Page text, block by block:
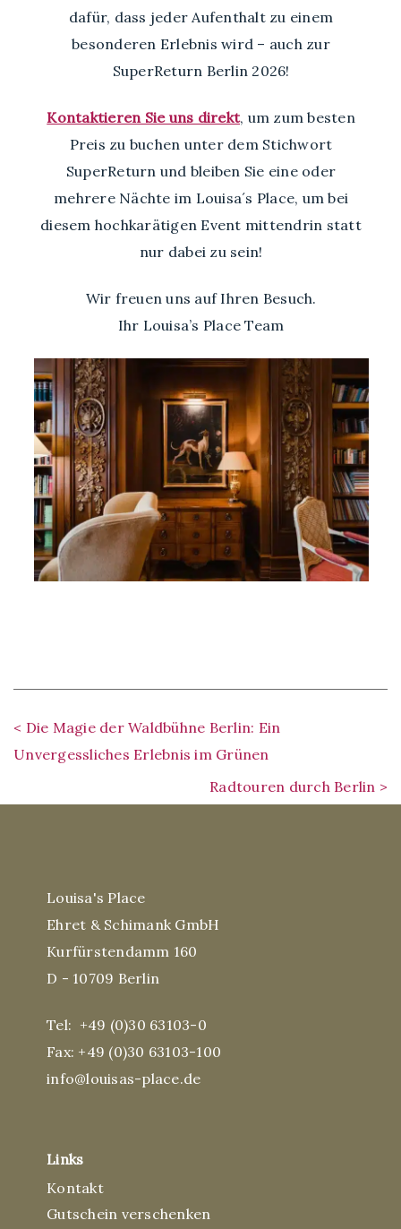
dafür, dass jeder Aufenthalt zu einem
besonderen Erlebnis wird – auch zur
SuperReturn Berlin 2026!
Kontaktieren Sie uns direkt, um zum besten
Preis zu buchen unter dem Stichwort
SuperReturn und bleiben Sie eine oder
mehrere Nächte im Louisa´s Place, um bei
diesem hochkarätigen Event mittendrin statt
nur dabei zu sein!
Wir freuen uns auf Ihren Besuch.
Ihr Louisa’s Place Team
< Die Magie der Waldbühne Berlin: Ein
Unvergessliches Erlebnis im Grünen
Radtouren durch Berlin >
Louisa's Place
Ehret & Schimank GmbH
Kurfürstendamm 160
D - 10709 Berlin
Tel: +49 (0)30 63103-0
Fax: +49 (0)30 63103-100
info@louisas-place.de
Links
Kontakt
Gutschein verschenken